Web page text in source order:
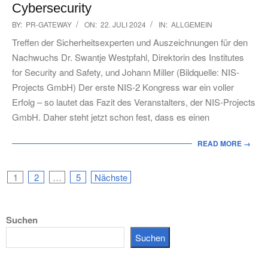
Cybersecurity
2024-
07-
22
BY: PR-GATEWAY ON: 22. JULI 2024 IN: ALLGEMEIN
Treffen der Sicherheitsexperten und Auszeichnungen für den
Nachwuchs Dr. Swantje Westpfahl, Direktorin des Institutes
for Security and Safety, und Johann Miller (Bildquelle: NIS-
Projects GmbH) Der erste NIS-2 Kongress war ein voller
Erfolg – so lautet das Fazit des Veranstalters, der NIS-Projects
GmbH. Daher steht jetzt schon fest, dass es einen
READ MORE →
Seitennummerierung
Beiträge
1 2 … 5 Nächste
Suchen
Suchen